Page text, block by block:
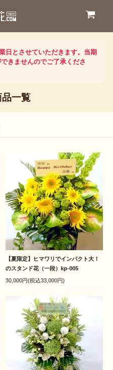
日とさせていただきます。当期
きませんのでご了承くださ
一覧
【夏限定】ヒマワリでインパクト大！
のスタンド花（一段）kp-005
30,000円(税込33,000円)